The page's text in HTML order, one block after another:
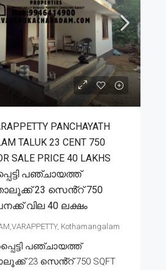
PANCHAYATH
TALUK 23 CENT 750
SALE PRICE 40 LAKHS
പഞ്ചായത്ത്
23 സെൻ്റ് 750
വില 40 ലക്ഷം
Kothamangalam
പഞ്ചായത്ത്
23 സെൻ്റ് 750 SQFT